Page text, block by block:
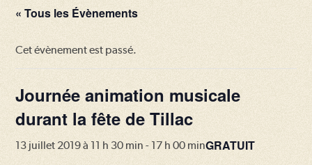
« Tous les Évènements
Cet évènement est passé.
Journée animation musicale
durant la fête de Tillac
13 juillet 2019 à 11 h 30 min - 17 h 00 minGRATUIT